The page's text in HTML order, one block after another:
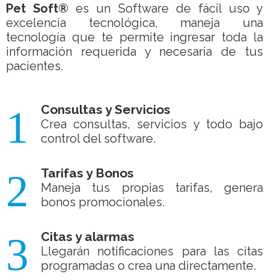
Pet Soft® es un Software de fácil uso y
excelencia tecnológica, maneja una
tecnología que te permite ingresar toda la
información requerida y necesaria de tus
pacientes.
1 Consultas y Servicios
Crea consultas, servicios y todo bajo
control del software.
2 Tarifas y Bonos
Maneja tus propias tarifas, genera
bonos promocionales.
3 Citas y alarmas
Llegarán notificaciones para las citas
programadas o crea una directamente.